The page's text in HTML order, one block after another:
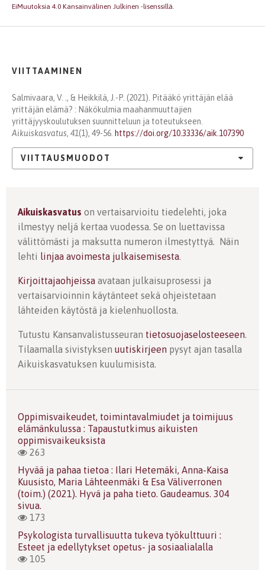
EiMuutoksia 4.0 Kansainvälinen Julkinen -lisenssillä
VIITTAAMINEN
Salmivaara, V. ., & Heikkilä, J.-P. (2021). Pitääkö yrittäjän elää
yrittäjän elämä? : Näkökulmia maahanmuuttajien
yrittäjyyskoulutuksen suunnitteluun ja toteutukseen.
Aikuiskasvatus, 41(1), 49-56. https://doi.org/10.33336/aik.107390
VIITTAUSMUODOT
Aikuiskasvatus on vertaisarvioitu tiedelehti, joka
ilmestyy neljä kertaa vuodessa. Se on luettavissa
välittömästi ja maksutta numeron ilmestyttyä. Näin
lehti linjaa avoimesta julkaisemisesta.
Kirjoittajaohjeissa avataan julkaisuprosessi ja
vertaisarvioinnin käytänteet sekä ohjeistetaan
lähteiden käytöstä ja kielenhuollosta.
Tutustu Kansanvalistusseuran tietosuojaselosteeseen.
Tilaamalla sivistyksen uutiskirjeen pysyt ajan tasalla
Aikuiskasvatuksen kuulumisista.
Oppimisvaikeudet, toimintavalmiudet ja toimijuus
elämänkulussa : Tapaustutkimus aikuisten
oppimisvaikeuksista
263
Hyvää ja pahaa tietoa : Ilari Hetemäki, Anna-Kaisa
Kuusisto, Maria Lähteenmäki & Esa Väliverronen
(toim.) (2021). Hyvä ja paha tieto. Gaudeamus. 304
sivua.
173
Psykologista turvallisuutta tukeva työkulttuuri :
Esteet ja edellytykset opetus- ja sosiaalialalla
105